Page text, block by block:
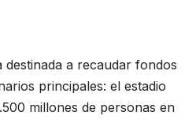
a recaudar fondos
principales: el estadio
millones de personas en